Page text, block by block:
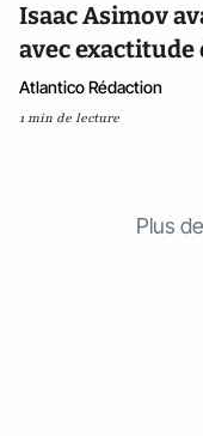
Isaac Asimov
avec exactitude
Atlantico Rédaction
1 min de lecture
Plus